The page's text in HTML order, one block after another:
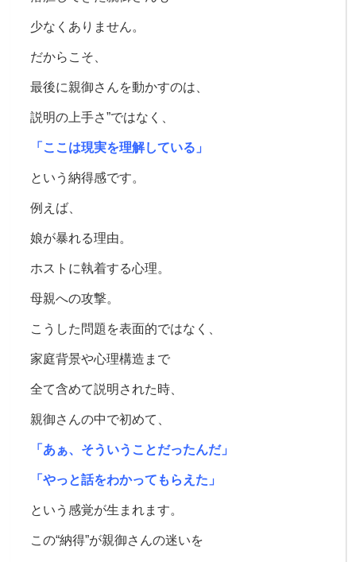
少なくありません。
だからこそ、
最後に親御さんを動かすのは、
説明の上手さ”ではなく、
「ここは現実を理解している」
という納得感です。
例えば、
娘が暴れる理由。
ホストに執着する心理。
母親への攻撃。
こうした問題を表面的ではなく、
家庭背景や心理構造まで
全て含めて説明された時、
親御さんの中で初めて、
「あぁ、そういうことだったんだ」
「やっと話をわかってもらえた」
という感覚が生まれます。
この“納得”が親御さんの迷いを